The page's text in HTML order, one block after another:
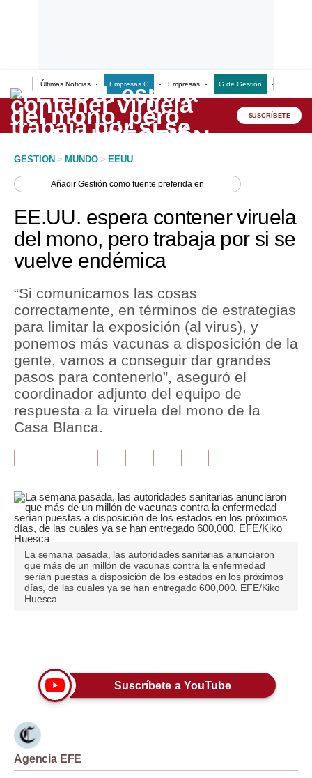
Últimas Noticias Empresas G Empresas G de Gestión
Lo último
Peru Quiosco
Economía
Mercados
Política
Tu Dinero
Finanzas Personales
Inmobiliarias
Plus G
Opinión
Pregunta de hoy
Blogs
Tendencias
Lujo
Estilos
Mundo
EEUU
México
SUSCRÍBETE
GESTION > MUNDO > EEUU
AñadirGestión como fuente preferida en
EE.UU. espera contener viruela
del mono, pero trabaja por si se
vuelve endémica
“Si comunicamos las cosas
correctamente, en términos de estrategias
para limitar la exposición (al virus), y
ponemos más vacunas a disposición de la
gente, vamos a conseguir dar grandes
pasos para contenerlo”, aseguró el
coordinador adjunto del equipo de
respuesta a la viruela del mono de la
Casa Blanca.
La semana pasada, las autoridades sanitarias anunciaron
que más de un millón de vacunas contra la enfermedad
serían puestas a disposición de los estados en los próximos
días, de las cuales ya se han entregado 600,000. EFE/Kiko
Huesca
Suscríbete a YouTube
Agencia EFE